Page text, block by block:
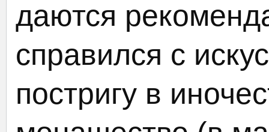
даются
справился с
постригу в